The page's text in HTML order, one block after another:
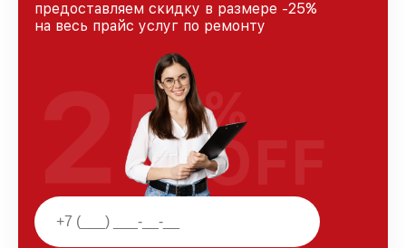
предоставляем скидку в размере -25%
на весь прайс услуг по ремонту
25%
OFF